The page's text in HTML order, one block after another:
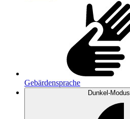
Gebärdensprache
Dunkel-Modus